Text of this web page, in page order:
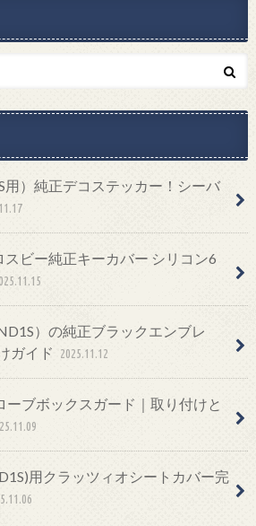
）純正デコステッカー！シーバ
スビー純正キーカバー シリコン6
）の純正ブラックエンブレ
ガイド
2025.11.12
ーブボックスガード｜取り付けと
用クラッツィオシートカバー完